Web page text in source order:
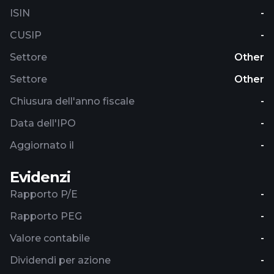
ISIN
-
CUSIP
-
Settore
Other
Settore
Other
Chiusura dell'anno fiscale
-
Data dell'IPO
-
Aggiornato il
-
Evidenzi
Rapporto P/E
-
Rapporto PEG
-
Valore contabile
-
Dividendi per azione
-